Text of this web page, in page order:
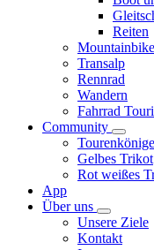
Reiten
Mountainbike
Transalp
Rennrad
Wandern
Fahrrad
Community
Tourenkönige
Gelbes Trikot
Rot weißes
App
Über uns
Unsere Ziele
Kontakt